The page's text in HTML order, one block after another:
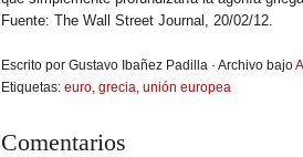
Fuente: The Wall Street Journal, 20/02/12.
Escrito por Gustavo Ibañez Padilla · Archivo bajo
Etiquetas: euro, grecia, unión europea
Comentarios